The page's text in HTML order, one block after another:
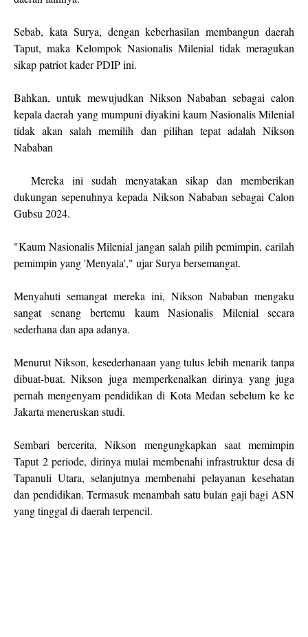
Sebab, kata Surya, dengan keberhasilan membangun daerah
Taput, maka Kelompok Nasionalis Milenial tidak meragukan
sikap patriot kader PDIP ini.
Bahkan, untuk mewujudkan Nikson Nababan sebagai calon
kepala daerah yang mumpuni diyakini kaum Nasionalis Milenial
tidak akan salah memilih dan pilihan tepat adalah Nikson
Nababan
Mereka ini sudah menyatakan sikap dan memberikan
dukungan sepenuhnya kepada Nikson Nababan sebagai Calon
Gubsu 2024.
"Kaum Nasionalis Milenial jangan salah pilih pemimpin, carilah
pemimpin yang 'Menyala'," ujar Surya bersemangat.
Menyahuti semangat mereka ini, Nikson Nababan mengaku
sangat senang bertemu kaum Nasionalis Milenial secara
sederhana dan apa adanya.
Menurut Nikson, kesederhanaan yang tulus lebih menarik tanpa
dibuat-buat. Nikson juga memperkenalkan dirinya yang juga
pernah mengenyam pendidikan di Kota Medan sebelum ke ke
Jakarta meneruskan studi.
Sembari bercerita, Nikson mengungkapkan saat memimpin
Taput 2 periode, dirinya mulai membenahi infrastruktur desa di
Tapanuli Utara, selanjutnya membenahi pelayanan kesehatan
dan pendidikan. Termasuk menambah satu bulan gaji bagi ASN
yang tinggal di daerah terpencil.